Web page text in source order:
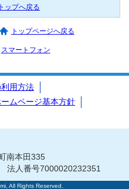
ップへ戻る
トップページへ戻る
スマートフォン
用方法
ムページ基本方針
南本田335
人番号7000020232351
All Rights Reserved.